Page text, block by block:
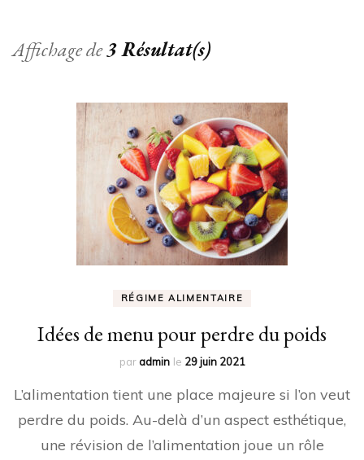
Affichage de3 Résultat(s)
RÉGIME ALIMENTAIRE
Idées de menu pour perdre du poids
paradmin le 29 juin 2021
L’alimentation tient une place majeure si l’on veut
perdre du poids. Au-delà d’un aspect esthétique,
une révision de l’alimentation joue un rôle